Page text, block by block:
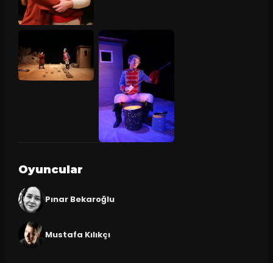
Oyuncular
Pınar Bekaroğlu
Mustafa Kılıkçı